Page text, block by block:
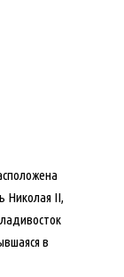
Николая II,
в